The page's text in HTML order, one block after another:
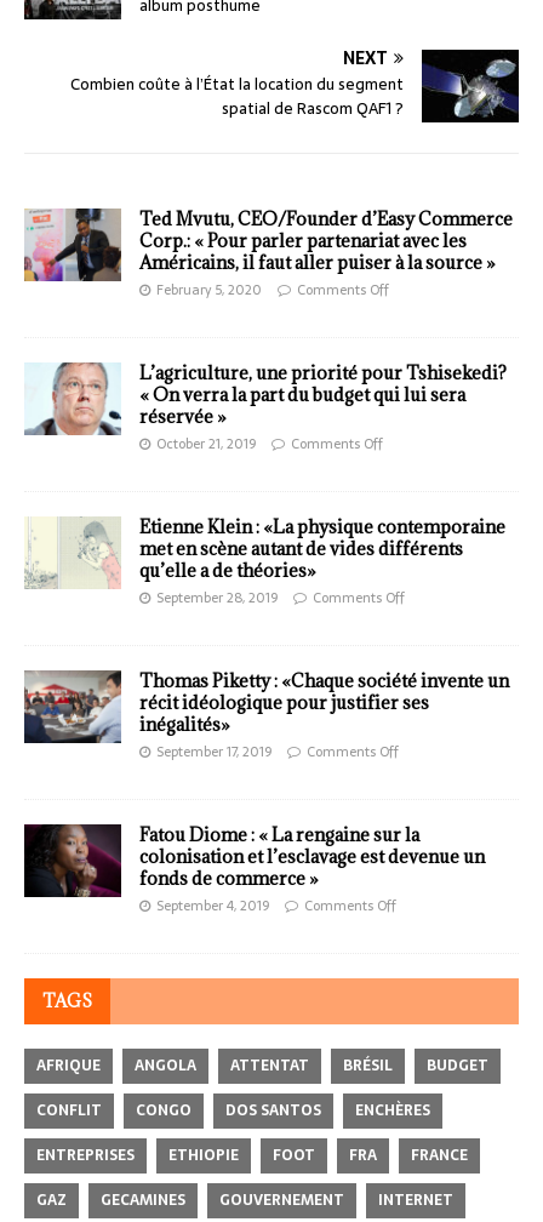
album posthume
NEXT
Combien coûte à l’État la location du segment
spatial de Rascom QAF1 ?
Ted Mvutu, CEO/Founder d’Easy Commerce
Corp.: « Pour parler partenariat avec les
Américains, il faut aller puiser à la source »
February 5, 2020 Comments Off
L’agriculture, une priorité pour Tshisekedi?
« On verra la part du budget qui lui sera
réservée »
October 21, 2019 Comments Off
Etienne Klein : «La physique contemporaine
met en scène autant de vides différents
qu’elle a de théories»
September 28, 2019 Comments Off
Thomas Piketty : «Chaque société invente un
récit idéologique pour justifier ses
inégalités»
September 17, 2019 Comments Off
Fatou Diome : « La rengaine sur la
colonisation et l’esclavage est devenue un
fonds de commerce »
September 4, 2019 Comments Off
TAGS
AFRIQUE ANGOLA ATTENTAT BRÉSIL
BUDGET
CONFLIT
CONGO DOS SANTOS
ENCHÈRES
ENTREPRISES
ETHIOPIE FOOT FRA
FRANCE
GAZ
GECAMINES GOUVERNEMENT INTERNET